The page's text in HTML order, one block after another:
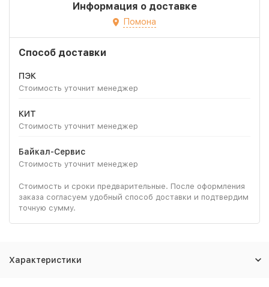
Информация о доставке
Помона
Способ доставки
ПЭК
Стоимость уточнит менеджер
КИТ
Стоимость уточнит менеджер
Байкал-Сервис
Стоимость уточнит менеджер
Стоимость и сроки предварительные. После оформления
заказа согласуем удобный способ доставки и подтвердим
точную сумму.
Характеристики